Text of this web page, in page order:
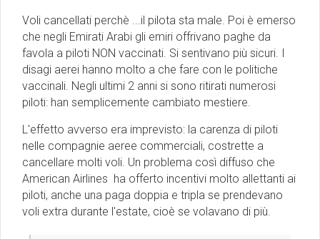
Voli cancellati perchè ...il pilota sta male. Poi è emerso
che negli Emirati Arabi gli emiri offrivano paghe da
favola a piloti NON vaccinati. Si sentivano più sicuri. I
disagi aerei hanno molto a che fare con le politiche
vaccinali. Negli ultimi 2 anni si sono ritirati numerosi
piloti: han semplicemente cambiato mestiere.
L'effetto avverso era imprevisto: la carenza di piloti
nelle compagnie aeree commerciali, costrette a
cancellare molti voli. Un problema così diffuso che
American Airlines ha offerto incentivi molto allettanti ai
piloti, anche una paga doppia e tripla se prendevano
voli extra durante l'estate, cioè se volavano di più.